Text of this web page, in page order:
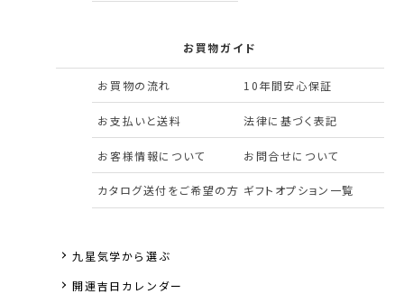
お買物ガイド
お買物の流れ 10年間安心保証
お支払いと送料 法律に基づく表記
お客様情報について お問合せについて
カタログ送付をご希望の方 ギフトオプション一覧
九星気学から選ぶ
開運吉日カレンダー